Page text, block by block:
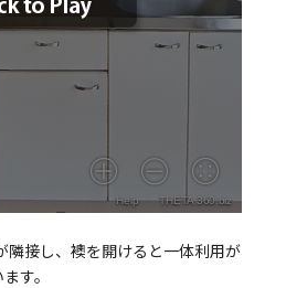
隣接し、襖を開けると一体利用が
す。